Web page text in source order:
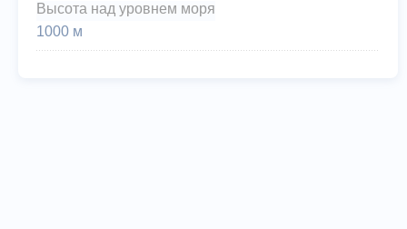
Высота над уровнем моря
1000 м